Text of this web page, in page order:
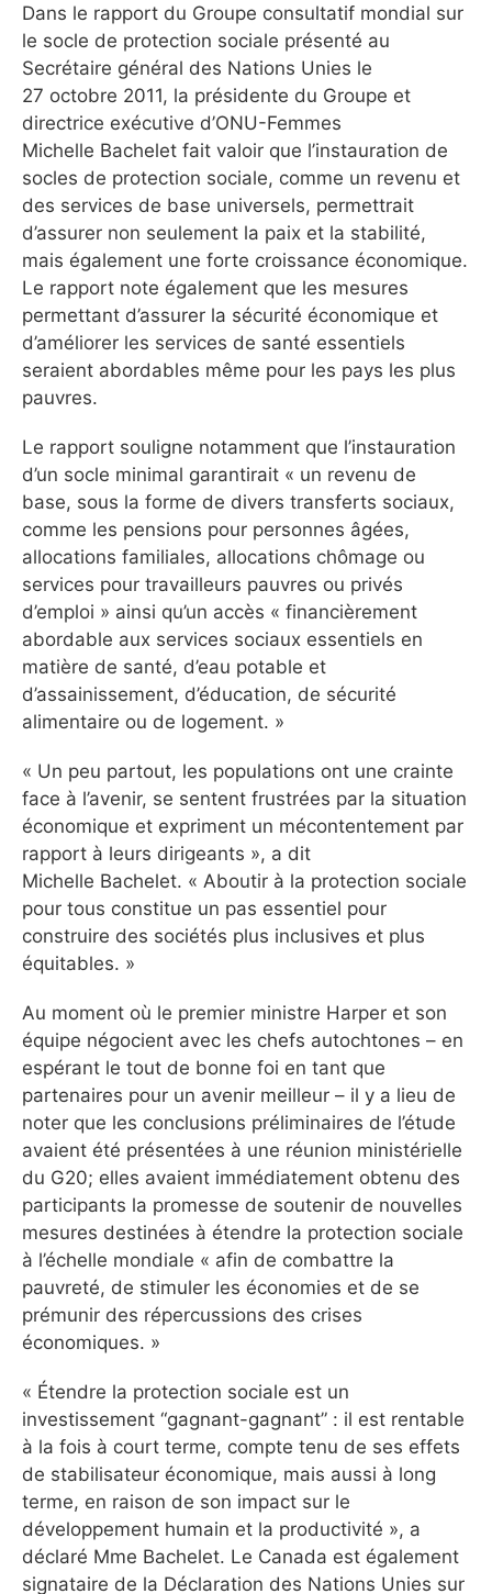
Dans le rapport du Groupe consultatif mondial sur
le socle de protection sociale présenté au
Secrétaire général des Nations Unies le
27 octobre 2011, la présidente du Groupe et
directrice exécutive d’ONU-Femmes
Michelle Bachelet fait valoir que l’instauration de
socles de protection sociale, comme un revenu et
des services de base universels, permettrait
d’assurer non seulement la paix et la stabilité,
mais également une forte croissance économique.
Le rapport note également que les mesures
permettant d’assurer la sécurité économique et
d’améliorer les services de santé essentiels
seraient abordables même pour les pays les plus
pauvres.
Le rapport souligne notamment que l’instauration
d’un socle minimal garantirait « un revenu de
base, sous la forme de divers transferts sociaux,
comme les pensions pour personnes âgées,
allocations familiales, allocations chômage ou
services pour travailleurs pauvres ou privés
d’emploi » ainsi qu’un accès « financièrement
abordable aux services sociaux essentiels en
matière de santé, d’eau potable et
d’assainissement, d’éducation, de sécurité
alimentaire ou de logement. »
« Un peu partout, les populations ont une crainte
face à l’avenir, se sentent frustrées par la situation
économique et expriment un mécontentement par
rapport à leurs dirigeants », a dit
Michelle Bachelet. « Aboutir à la protection sociale
pour tous constitue un pas essentiel pour
construire des sociétés plus inclusives et plus
équitables. »
Au moment où le premier ministre Harper et son
équipe négocient avec les chefs autochtones – en
espérant le tout de bonne foi en tant que
partenaires pour un avenir meilleur – il y a lieu de
noter que les conclusions préliminaires de l’étude
avaient été présentées à une réunion ministérielle
du G20; elles avaient immédiatement obtenu des
participants la promesse de soutenir de nouvelles
mesures destinées à étendre la protection sociale
à l’échelle mondiale « afin de combattre la
pauvreté, de stimuler les économies et de se
prémunir des répercussions des crises
économiques. »
« Étendre la protection sociale est un
investissement “gagnant-gagnant” : il est rentable
à la fois à court terme, compte tenu de ses effets
de stabilisateur économique, mais aussi à long
terme, en raison de son impact sur le
développement humain et la productivité », a
déclaré Mme Bachelet. Le Canada est également
signataire de la Déclaration des Nations Unies sur